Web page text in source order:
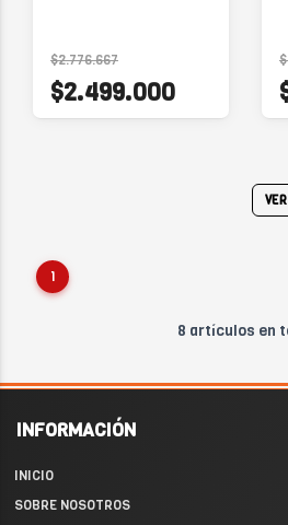
$2.776.667
$2.499.000
1
8 artículos en
INFORMACIÓN
INICIO
SOBRE NOSOTROS